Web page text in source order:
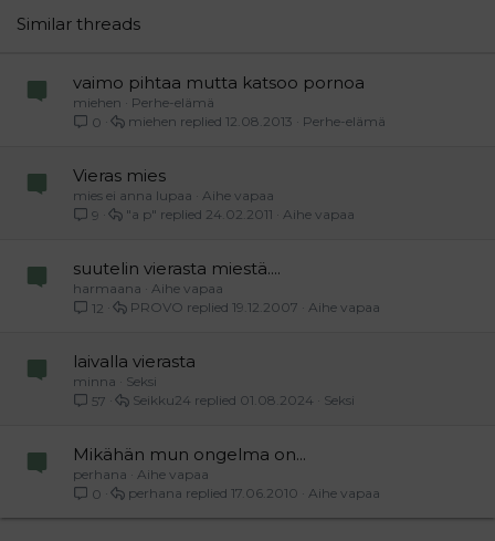
26
Similar threads
vaimo pihtaa mutta katsoo pornoa
miehen
Perhe-elämä
0
Perhe-elämä
12.08.2013
miehen
Vieras mies
mies ei anna lupaa
Aihe vapaa
9
Aihe vapaa
24.02.2011
"a p"
suutelin vierasta miestä....
harmaana
Aihe vapaa
12
Aihe vapaa
19.12.2007
PROVO
laivalla vierasta
minna
Seksi
57
Seksi
01.08.2024
Seikku24
Mikähän mun ongelma on...
perhana
Aihe vapaa
0
Aihe vapaa
17.06.2010
perhana